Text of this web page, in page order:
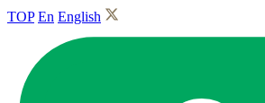
TOP En English